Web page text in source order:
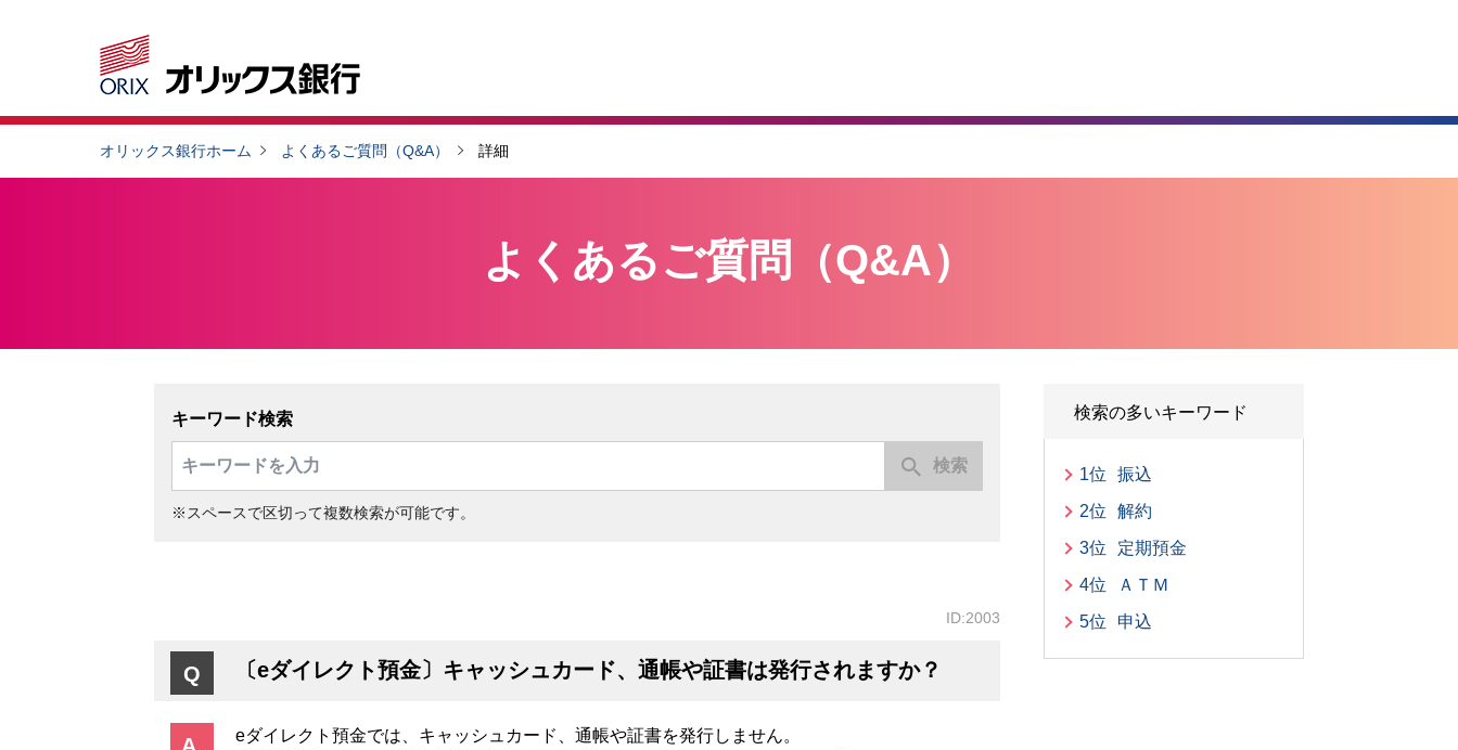
オリックス銀行ホーム よくあるご質問（Q&A） 詳細
よくあるご質問（Q&A）
検索の多いキーワード
1位
振込
2位
解約
3位
定期預金
4位
ＡＴＭ
5位
申込
キーワード検索
※スペースで区切って複数検索が可能です。
ID:2003
〔eダイレクト預金〕キャッシュカード、通帳や証書は発行されますか？
eダイレクト預金では、キャッシュカード、通帳や証書を発行しません。